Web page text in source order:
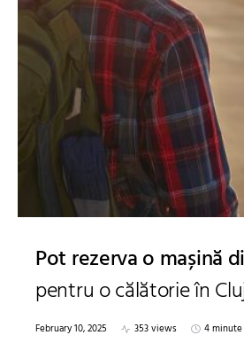
Pot rezerva o mașină
pentru o călătorie în
February 10, 2025 353 views
4